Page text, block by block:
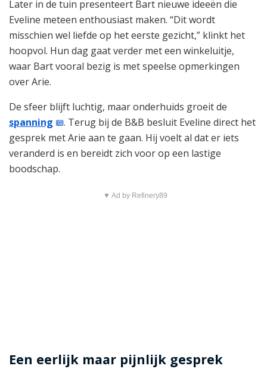
Later in de tuin presenteert Bart nieuwe ideeën die
Eveline meteen enthousiast maken. “Dit wordt
misschien wel liefde op het eerste gezicht,” klinkt het
hoopvol. Hun dag gaat verder met een winkeluitje,
waar Bart vooral bezig is met speelse opmerkingen
over Arie.
De sfeer blijft luchtig, maar onderhuids groeit de
spanning
. Terug bij de B&B besluit Eveline direct het
gesprek met Arie aan te gaan. Hij voelt al dat er iets
veranderd is en bereidt zich voor op een lastige
boodschap.
▼ Ad by Refinery89
Een eerlijk maar pijnlijk gesprek